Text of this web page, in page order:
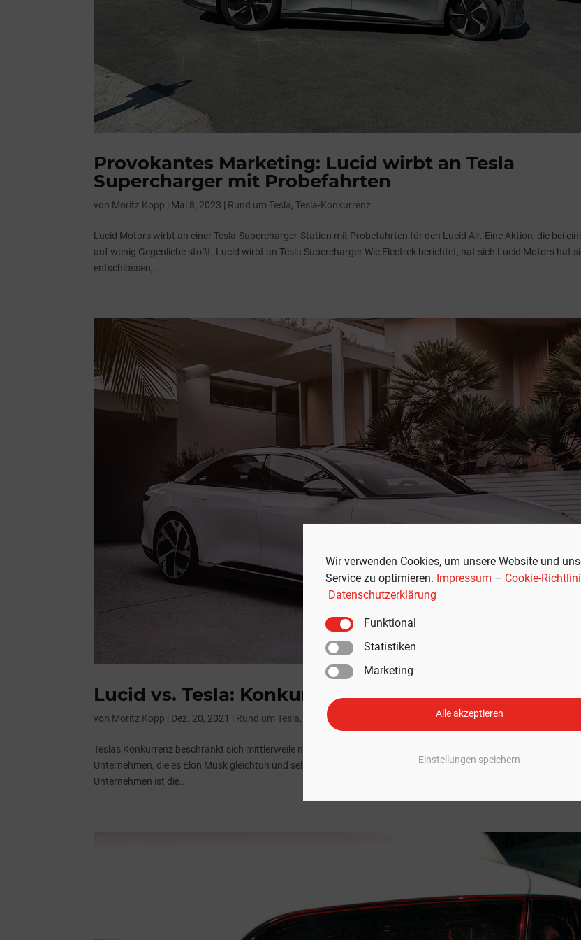
Wir verwenden Cookies, um unsere Website und
Service zu optimieren. Impressum – Cookie-
Datenschutzerklärung
Funktional
Statistiken
Marketing
Alle akzeptieren
Einstellungen speichern
Provokantes Marketing: Lucid wirbt an Tesla
Supercharger mit Probefahrten
von Moritz Kopp | Mai 8, 2023 | Rund um Tesla,Tesla-Konkurrenz
Lucid Motors wirbt an einer Tesla-Supercharger-Station mit Probefahrten für den Lucid Air. Eine Aktion, die bei
auf wenig Gegenliebe stößt. Lucid wirbt an Tesla Supercharger Wie Electrek berichtet, hat sich Lucid Motors hat
entschlossen,...
Lucid vs. Tesla: Konkurrenz vom Lucid Air für das
von Moritz Kopp | Dez. 20, 2021 | Rund um Tesla, Tesla-Konkurrenz
Teslas Konkurrenz beschränkt sich mittlerweile nicht mehr nur auf die alteingesessenen Traditionshersteller. Auch
Unternehmen, die es Elon Musk gleichtun und selbst innovative E-Autos bauen wollen, gibt es immer mehr. Eines
Unternehmen ist die...